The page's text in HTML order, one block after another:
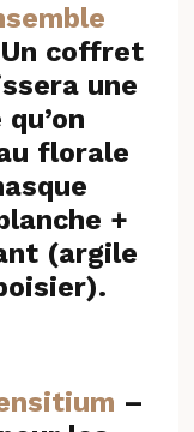
Un coffret
une
florale
+
(argile
–